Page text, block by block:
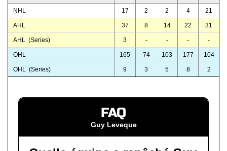
NHL 17 2 2 4 21
AHL 37 8 14 22 31
AHL (Series) 3 - - - -
OHL 165 74 103 177 104
OHL (Series) 9 3 5 8 2
FAQ
Guy Leveque